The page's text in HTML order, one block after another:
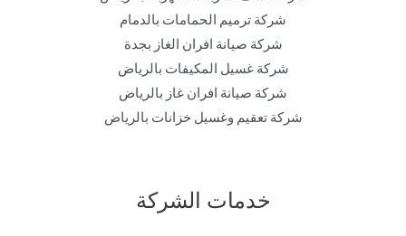
شركة ترميم الحمامات بالدمام
شركة صيانة افران الغاز بجدة
شركة غسيل المكيفات بالرياض
شركة صيانة افران غاز بالرياض
شركة تعقيم وغسيل خزانات بالرياض
خدمات الشركة